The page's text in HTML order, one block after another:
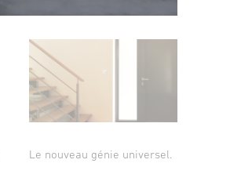
Le nouveau génie universel.